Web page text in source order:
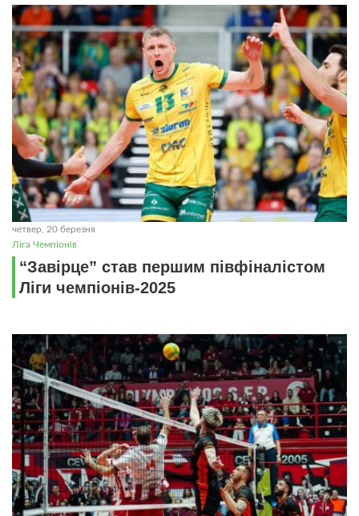
четвер, 20 березня
Ліга Чемпіонів
“Завірце” став першим півфіналістом
Ліги чемпіонів-2025